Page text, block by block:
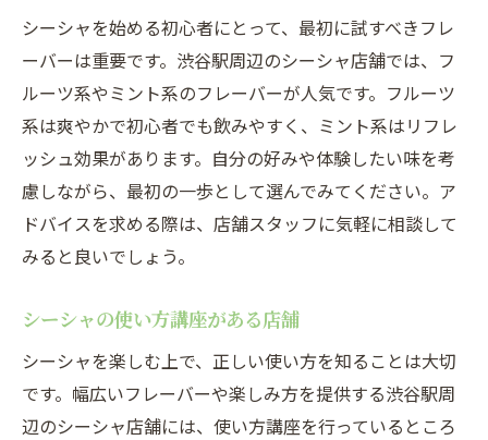
シーシャを始める初心者にとって、最初に試すべきフレ
ーバーは重要です。渋谷駅周辺のシーシャ店舗では、フ
ルーツ系やミント系のフレーバーが人気です。フルーツ
系は爽やかで初心者でも飲みやすく、ミント系はリフレ
ッシュ効果があります。自分の好みや体験したい味を考
慮しながら、最初の一歩として選んでみてください。ア
ドバイスを求める際は、店舗スタッフに気軽に相談して
みると良いでしょう。
シーシャの使い方講座がある店舗
シーシャを楽しむ上で、正しい使い方を知ることは大切
です。幅広いフレーバーや楽しみ方を提供する渋谷駅周
辺のシーシャ店舗には、使い方講座を行っているところ